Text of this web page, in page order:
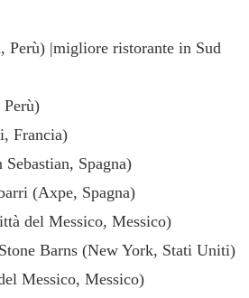
Perù) |migliore ristorante in Sud
Francia)
Spagna)
(Axpe, Spagna)
del Messico, Messico)
Barns (New York, Stati Uniti)
Messico, Messico)